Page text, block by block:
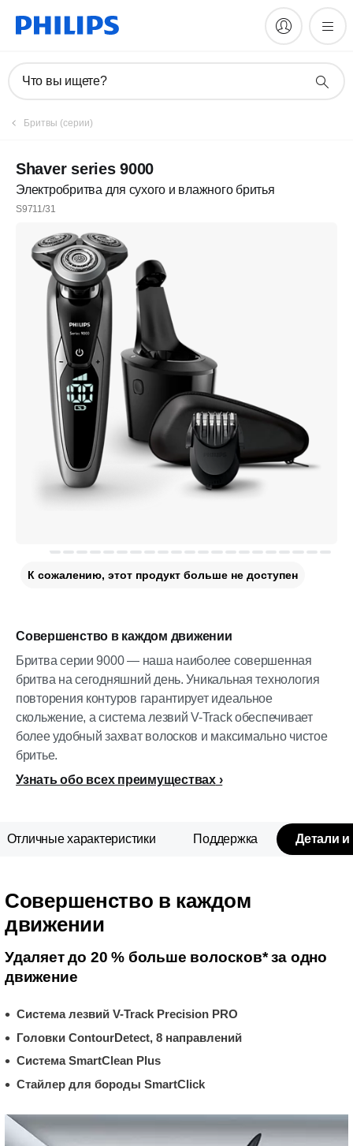
Что вы ищете?
Бритвы (серии)
Shaver series 9000
Электробритва для сухого и влажного бритья
S9711/31
Совершенство в каждом движении
Бритва серии 9000 — наша наиболее совершенная
бритва на сегодняшний день. Уникальная технология
повторения контуров гарантирует идеальное
скольжение, а система лезвий V-Track обеспечивает
более удобный захват волосков и максимально чистое
бритье.
Узнать обо всех преимуществах
К сожалению, этот продукт больше не доступен
Отличные характеристики Поддержка Детали и
Совершенство в каждом
движении
Удаляет до 20 % больше волосков* за одно
движение
Система лезвий V-Track Precision PRO
Головки ContourDetect, 8 направлений
Система SmartClean Plus
Стайлер для бороды SmartClick